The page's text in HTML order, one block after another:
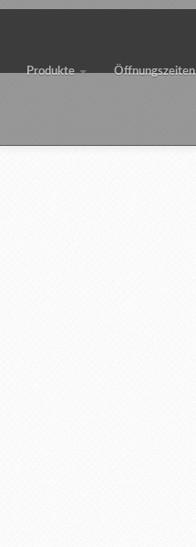
Produkte Öffnungszeiten